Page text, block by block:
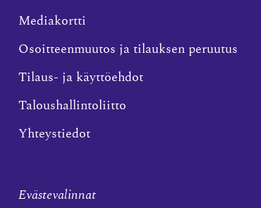
Mediakortti
Osoitteenmuutos ja tilauksen peruutus
Tilaus- ja käyttöehdot
Taloushallintoliitto
Yhteystiedot
Evästevalinnat